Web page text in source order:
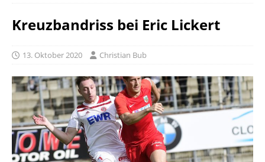
Kreuzbandriss bei Eric Lickert
13. Oktober 2020 Christian Bub